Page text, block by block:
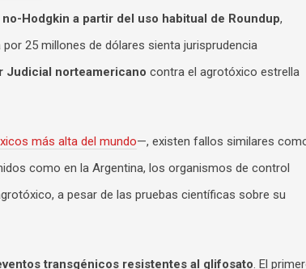
Hodgkin a partir del uso habitual de Roundup,
25 millones de dólares sienta jurisprudencia
Judicial norteamericano contra el agrotóxico estrella
más alta del mundo—, existen fallos similares
como en la Argentina, los organismos de control
a pesar de las pruebas científicas sobre su
transgénicos resistentes al glifosato. El